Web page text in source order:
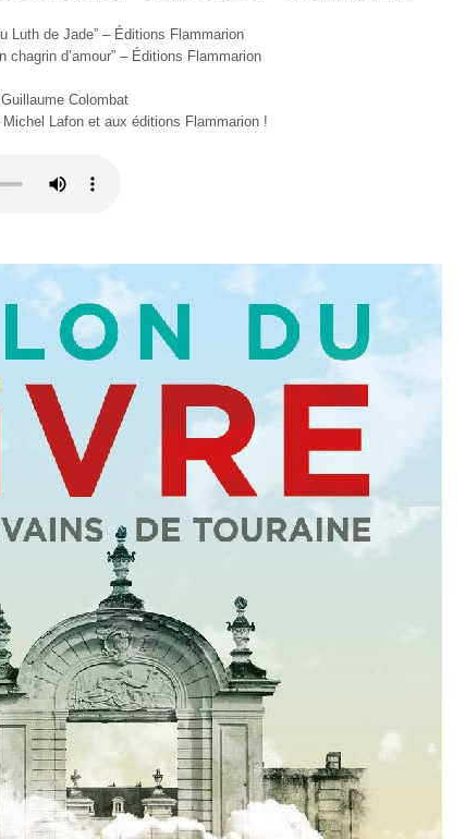
Luth de Jade” – Éditions Flammarion
chagrin d’amour” – Éditions Flammarion
Colombat
Lafon et aux éditions Flammarion !